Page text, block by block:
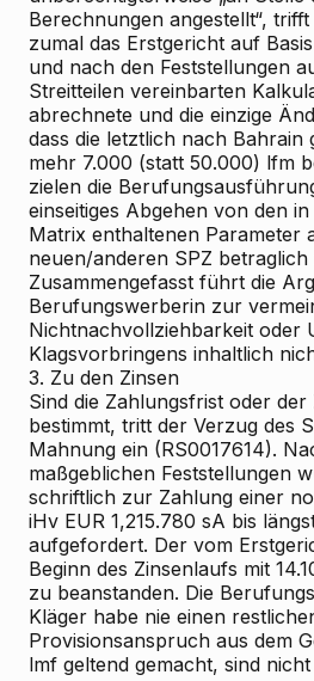
Berechnungen angestellt“,
zumal das Erstgericht auf
und nach den Feststellungen
Streitteilen vereinbarten
abrechnete und die einzige
dass die letztlich nach Bahrain
mehr 7.000 (statt 50.000) lfm
zielen die
einseitiges Abgehen von den
Matrix enthaltenen Parameter
neuen/anderen SPZ
Zusammengefasst führt die
Berufungswerberin zur
Nichtnachvollziehbarkeit oder
Klagsvorbringens inhaltlich
3. Zu den Zinsen
Sind die Zahlungsfrist oder
bestimmt, tritt der Verzug des
Mahnung ein (RS0017614).
maßgeblichen Feststellungen
schriftlich zur Zahlung einer
iHv EUR 1,215.780 sA bis
aufgefordert. Der vom
Beginn des Zinsenlaufs mit
zu beanstanden. Die
Kläger habe nie einen
Provisionsanspruch aus dem
lmf geltend gemacht, sind